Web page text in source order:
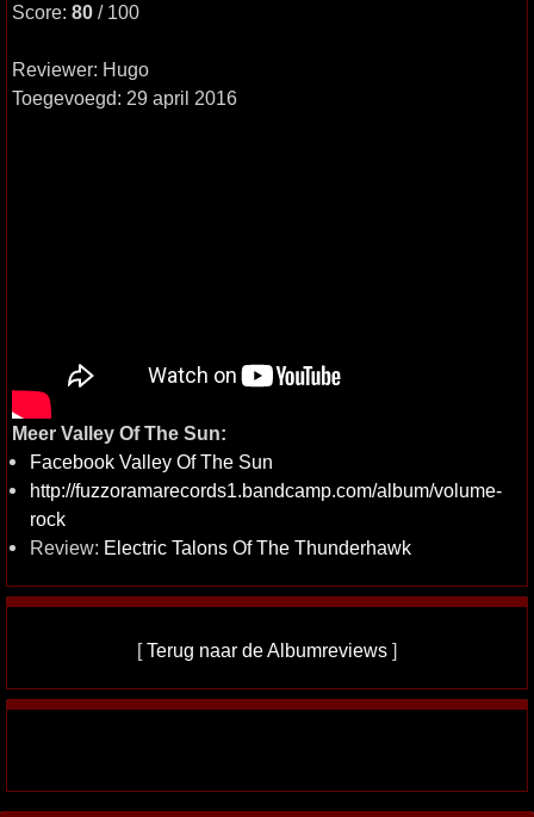
Score: 80 / 100
Reviewer: Hugo
Toegevoegd: 29 april 2016
Meer Valley Of The Sun:
Facebook Valley Of The Sun
http://fuzzoramarecords1.bandcamp.com/album/volume-
rock
Review: Electric Talons Of The Thunderhawk
[Terug naar de Albumreviews ]